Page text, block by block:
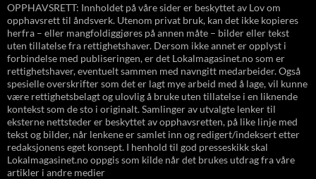
OPPHAVSRETT: Innholdet på våre sider er beskyttet av Lov om
opphavsrett til åndsverk. Utenom privat bruk, kan det ikke kopieres
herfra – eller mangfoldiggjøres på annen måte – bilder eller tekst
uten tillatelse fra rettighetshaver. Dersom ikke annet er opplyst i
forbindelse med publiseringen, er det Lokalmagasinet.no som er
rettighetshaver, eventuelt sammen med navngitt medarbeider. Også
spesielle overskrifter som det er lagt mye arbeid med å lage, vil kunne
være rettighetsbelagt og ulovlig å bruke uten tillatelse i en liknende
kontekst som de sto i originalt. Samlinger av utvalgte lenker til
eksterne nettsteder er beskyttet av opphavsretten, på like linje med
tekst og bilder, når lenkene er samlet inn og redigert/indeksert etter
redaksjonens eget konsept. I henhold til god presseskikk skal
Lokalmagasinet.no oppgis som kilde når det brukes utdrag fra våre
artikler i andre medier